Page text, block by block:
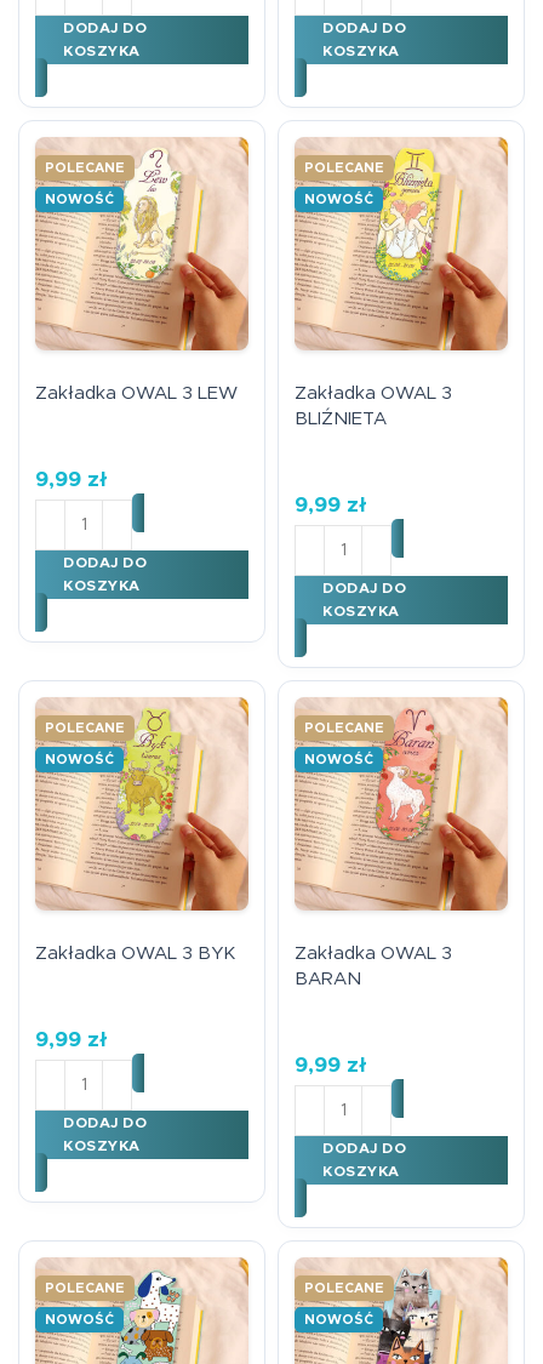
DODAJ DO
KOSZYKA
DODAJ DO
KOSZYKA
POLECANE
NOWOŚĆ
Zakładka OWAL 3 LEW
9,99 zł
ilość Zakładka OWAL 3 LEW
DODAJ DO
KOSZYKA
POLECANE
NOWOŚĆ
Zakładka OWAL 3
BLIŹNIETA
9,99 zł
ilość Zakładka OWAL 3
DODAJ DO
KOSZYKA
POLECANE
NOWOŚĆ
Zakładka OWAL 3 BYK
9,99 zł
ilość Zakładka OWAL 3 BYK
DODAJ DO
KOSZYKA
POLECANE
NOWOŚĆ
Zakładka OWAL 3
BARAN
9,99 zł
ilość Zakładka OWAL 3
DODAJ DO
KOSZYKA
POLECANE
NOWOŚĆ
POLECANE
NOWOŚĆ